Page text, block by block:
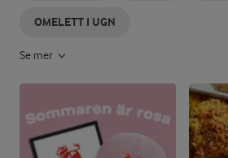
OMELETT I UGN
Se mer